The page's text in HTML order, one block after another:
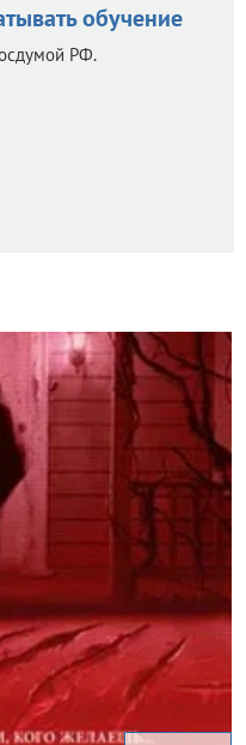
обучение
РФ.